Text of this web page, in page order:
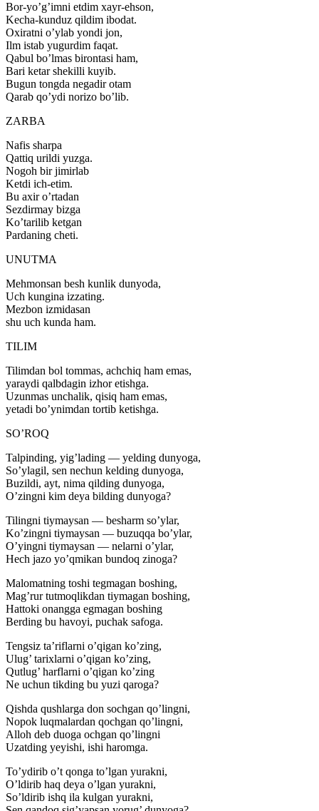
Bor-yo’g’imni etdim xayr-ehson,
Kecha-kunduz qildim ibodat.
Oxiratni o’ylab yondi jon,
Ilm istab yugurdim faqat.
Qabul bo’lmas birontasi ham,
Bari ketar shekilli kuyib.
Bugun tongda negadir otam
Qarab qo’ydi norizo bo’lib.
ZARBA
Nafis sharpa
Qattiq urildi yuzga.
Nogoh bir jimirlab
Ketdi ich-etim.
Bu axir o’rtadan
Sezdirmay bizga
Ko’tarilib ketgan
Pardaning cheti.
UNUTMA
Mehmonsan besh kunlik dunyoda,
Uch kungina izzating.
Mezbon izmidasan
shu uch kunda ham.
TILIM
Tilimdan bol tommas, achchiq ham emas,
yaraydi qalbdagin izhor etishga.
Uzunmas unchalik, qisiq ham emas,
yetadi bo’ynimdan tortib ketishga.
SO’ROQ
Talpinding, yig’lading — yelding dunyoga,
So’ylagil, sen nechun kelding dunyoga,
Buzildi, ayt, nima qilding dunyoga,
O’zingni kim deya bilding dunyoga?
Tilingni tiymaysan — besharm so’ylar,
Ko’zingni tiymaysan — buzuqqa bo’ylar,
O’yingni tiymaysan — nelarni o’ylar,
Hech jazo yo’qmikan bundoq zinoga?
Malomatning toshi tegmagan boshing,
Mag’rur tutmoqlikdan tiymagan boshing,
Hattoki onangga egmagan boshing
Berding bu havoyi, puchak safoga.
Tengsiz ta’riflarni o’qigan ko’zing,
Ulug’ tarixlarni o’qigan ko’zing,
Qutlug’ harflarni o’qigan ko’zing
Ne uchun tikding bu yuzi qaroga?
Qishda qushlarga don sochgan qo’lingni,
Nopok luqmalardan qochgan qo’lingni,
Alloh deb duoga ochgan qo’lingni
Uzatding yeyishi, ishi haromga.
To’ydirib o’t qonga to’lgan yurakni,
O’ldirib haq deya o’lgan yurakni,
So’ldirib ishq ila kulgan yurakni,